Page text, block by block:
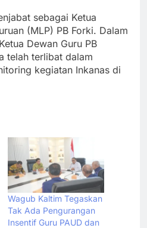
sebagai Ketua
(MLP) PB Forki. Dalam
Dewan Guru PB
telah terlibat dalam
kegiatan Inkanas di
Wagub Kaltim Tegaskan
Tak Ada Pengurangan
Insentif Guru PAUD dan